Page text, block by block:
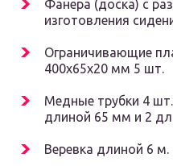
Фанера (доска) с
изготовления
Ограничивающие
400х65х20 мм 5 шт.
Медные трубки 4
длиной 65 мм и 2
Веревка длиной 6 м.